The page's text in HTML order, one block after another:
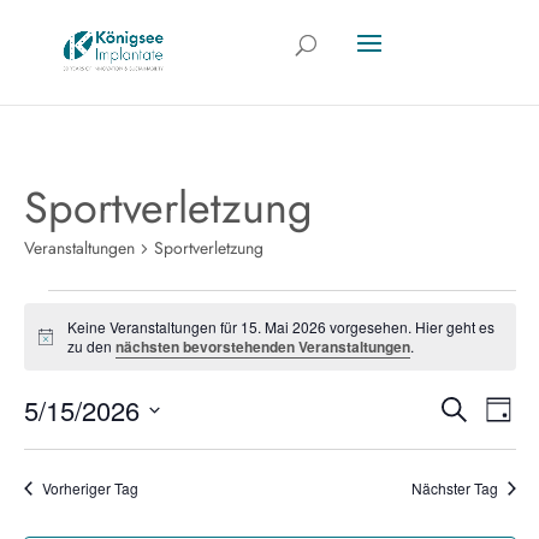
Sportverletzung
Veranstaltungen Sportverletzung
Veranstaltungen
für
15.
Mai
2026
Hinweis
Keine Veranstaltungen für 15. Mai 2026 vorgesehen. Hier geht es
zu den nächsten bevorstehenden Veranstaltungen.
Suche
und
SucheTag
5/15/2026
Datum
wählen.
Vorheriger Tag Nächster Tag